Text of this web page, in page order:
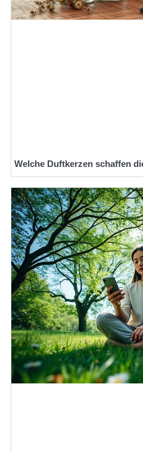
Welche Duftkerzen schaffen